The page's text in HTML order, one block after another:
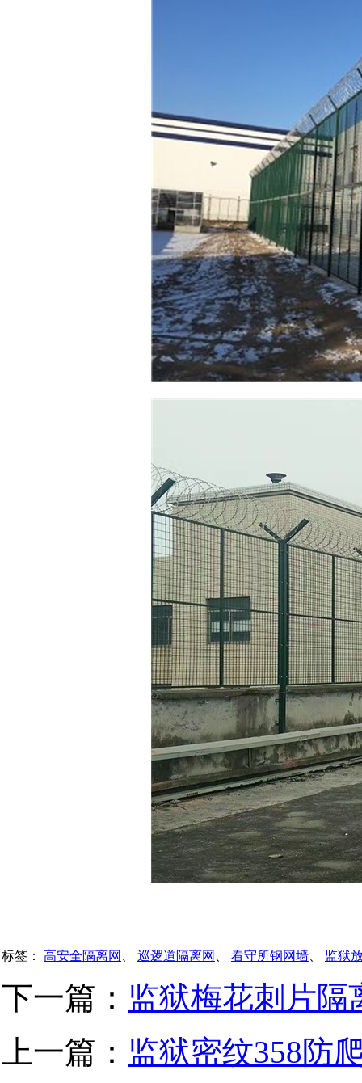
标签： 高安全隔离网 巡逻道隔离网 看守所钢网墙 监狱
下一篇： 监狱梅花刺片隔
上一篇： 监狱密纹358防